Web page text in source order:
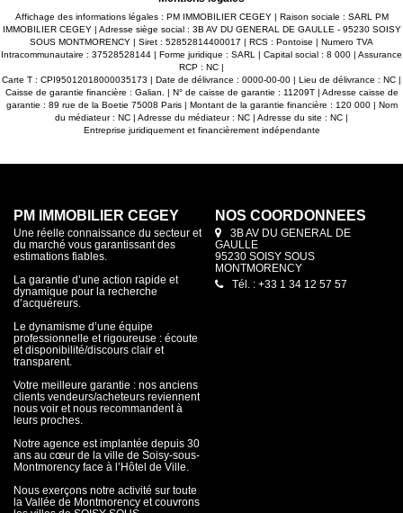
Affichage des informations légales : PM IMMOBILIER CEGEY | Raison sociale : SARL PM
IMMOBILIER CEGEY | Adresse siège social : 3B AV DU GENERAL DE GAULLE - 95230 SOISY
SOUS MONTMORENCY | Siret : 52852814400017 | RCS : Pontoise | Numero TVA
Intracommunautaire : 37528528144 | Forme juridique : SARL | Capital social : 8 000 | Assurance
RCP : NC |
Carte T : CPI95012018000035173 | Date de délivrance : 0000-00-00 | Lieu de délivrance : NC |
Caisse de garantie financière : Galian. | N° de caisse de garantie : 11209T | Adresse caisse de
garantie : 89 rue de la Boetie 75008 Paris | Montant de la garantie financière : 120 000 | Nom
du médiateur : NC | Adresse du médiateur : NC | Adresse du site : NC |
Entreprise juridiquement et financièrement indépendante
PM IMMOBILIER CEGEY
Une réelle connaissance du secteur et
du marché vous garantissant des
estimations fiables.
La garantie d’une action rapide et
dynamique pour la recherche
d’acquéreurs.
Le dynamisme d’une équipe
professionnelle et rigoureuse : écoute
et disponibilité/discours clair et
transparent.
Votre meilleure garantie : nos anciens
clients vendeurs/acheteurs reviennent
nous voir et nous recommandent à
leurs proches.
Notre agence est implantée depuis 30
ans au cœur de la ville de Soisy-sous-
Montmorency face à l’Hôtel de Ville.
Nous exerçons notre activité sur toute
la Vallée de Montmorency et couvrons
NOS COORDONNÉES
3B AV DU GENERAL DE
GAULLE
95230 SOISY SOUS
MONTMORENCY
Tél. : +33 1 34 12 57 57